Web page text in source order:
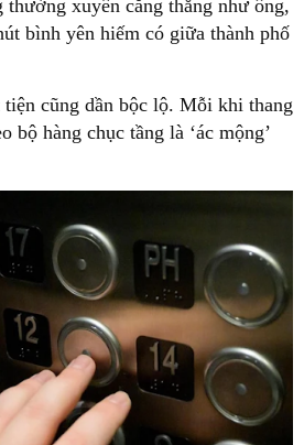
xuyên căng thẳng như ông,
bình yên hiếm có giữa thành phố
cũng dần bộc lộ. Mỗi khi thang
bộ hàng chục tầng là ‘ác mộng’